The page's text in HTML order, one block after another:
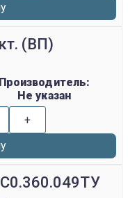
(ВП)
Производитель:
Не указан
+